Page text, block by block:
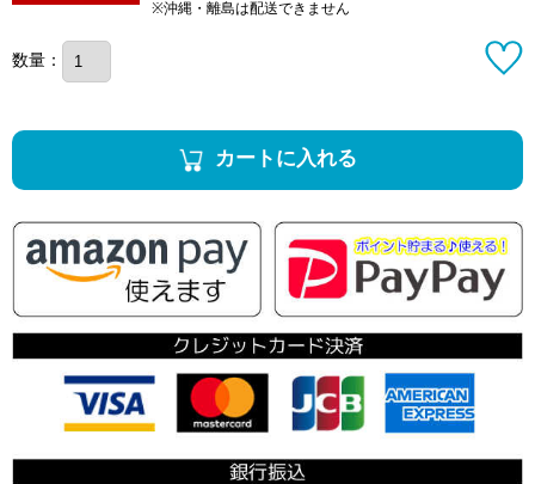
※沖縄・離島は配送できません
数量：
カートに入れる